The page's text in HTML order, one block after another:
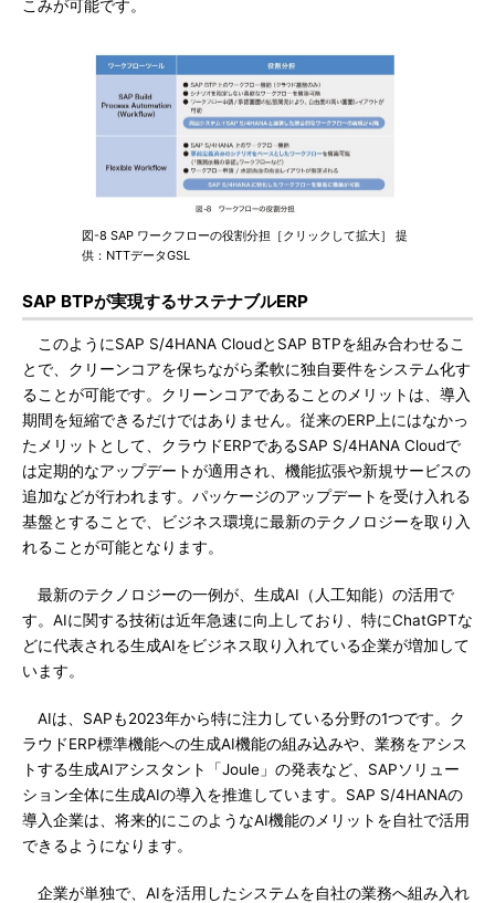
こみが可能です。
図-8 SAP ワークフローの役割分担［クリックして拡大］ 提
供：NTTデータGSL
SAP BTPが実現するサステナブルERP
このようにSAP S/4HANA CloudとSAP BTPを組み合わせるこ
とで、クリーンコアを保ちながら柔軟に独自要件をシステム化す
ることが可能です。クリーンコアであることのメリットは、導入
期間を短縮できるだけではありません。従来のERP上にはなかっ
たメリットとして、クラウドERPであるSAP S/4HANA Cloudで
は定期的なアップデートが適用され、機能拡張や新規サービスの
追加などが行われます。パッケージのアップデートを受け入れる
基盤とすることで、ビジネス環境に最新のテクノロジーを取り入
れることが可能となります。
最新のテクノロジーの一例が、生成AI（人工知能）の活用で
す。AIに関する技術は近年急速に向上しており、特にChatGPTな
どに代表される生成AIをビジネス取り入れている企業が増加して
います。
AIは、SAPも2023年から特に注力している分野の1つです。ク
ラウドERP標準機能への生成AI機能の組み込みや、業務をアシス
トする生成AIアシスタント「Joule」の発表など、SAPソリュー
ション全体に生成AIの導入を推進しています。SAP S/4HANAの
導入企業は、将来的にこのようなAI機能のメリットを自社で活用
できるようになります。
企業が単独で、AIを活用したシステムを自社の業務へ組み入れ